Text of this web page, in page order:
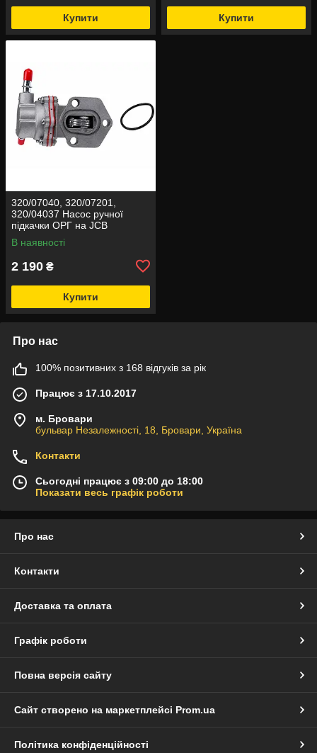
Купити Купити
320/07040, 320/07201,
320/04037 Насос ручної
підкачки ОРГ на JCB
В наявності
2 190 ₴
Купити
Про нас
100% позитивних з 168 відгуків за рік
Працює з 17.10.2017
м. Бровари
бульвар Незалежності, 18, Бровари, Україна
Контакти
Сьогодні працює з 09:00 до 18:00
Показати весь графік роботи
Про нас
Контакти
Доставка та оплата
Графік роботи
Повна версія сайту
Сайт створено на маркетплейсі Prom.ua
Політика конфіденційності